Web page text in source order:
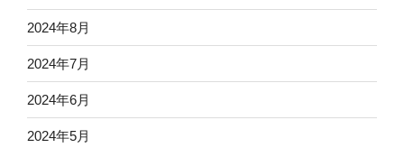
2024年8月
2024年7月
2024年6月
2024年5月